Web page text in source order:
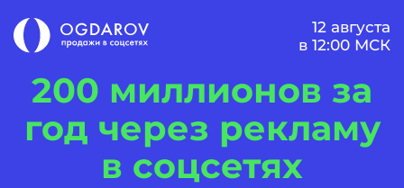
12 августа
в 12:00 МСК
200 миллионов за
год через рекламу
в соцсетях